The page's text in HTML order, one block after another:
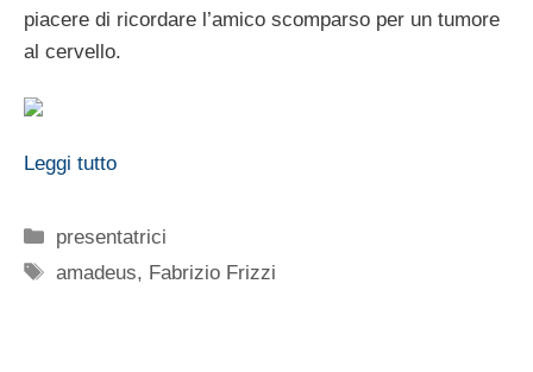
piacere di ricordare l’amico scomparso per un tumore
al cervello.
Leggi tutto
Categorie
presentatrici
Tag
amadeus, Fabrizio Frizzi